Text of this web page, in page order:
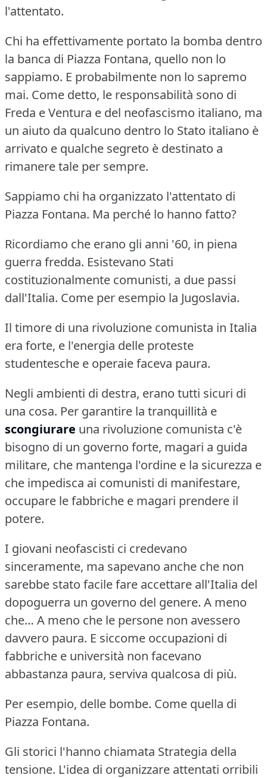
l'attentato.
Chi ha effettivamente portato la bomba dentro
la banca di Piazza Fontana, quello non lo
sappiamo. E probabilmente non lo sapremo
mai. Come detto, le responsabilità sono di
Freda e Ventura e del neofascismo italiano, ma
un aiuto da qualcuno dentro lo Stato italiano è
arrivato e qualche segreto è destinato a
rimanere tale per sempre.
Sappiamo chi ha organizzato l'attentato di
Piazza Fontana. Ma perché lo hanno fatto?
Ricordiamo che erano gli anni '60, in piena
guerra fredda. Esistevano Stati
costituzionalmente comunisti, a due passi
dall'Italia. Come per esempio la Jugoslavia.
Il timore di una rivoluzione comunista in Italia
era forte, e l'energia delle proteste
studentesche e operaie faceva paura.
Negli ambienti di destra, erano tutti sicuri di
una cosa. Per garantire la tranquillità e
scongiurare una rivoluzione comunista c'è
bisogno di un governo forte, magari a guida
militare, che mantenga l'ordine e la sicurezza e
che impedisca ai comunisti di manifestare,
occupare le fabbriche e magari prendere il
potere.
I giovani neofascisti ci credevano
sinceramente, ma sapevano anche che non
sarebbe stato facile fare accettare all'Italia del
dopoguerra un governo del genere. A meno
che… A meno che le persone non avessero
davvero paura. E siccome occupazioni di
fabbriche e università non facevano
abbastanza paura, serviva qualcosa di più.
Per esempio, delle bombe. Come quella di
Piazza Fontana.
Gli storici l'hanno chiamata Strategia della
tensione. L'idea di organizzare attentati orribili